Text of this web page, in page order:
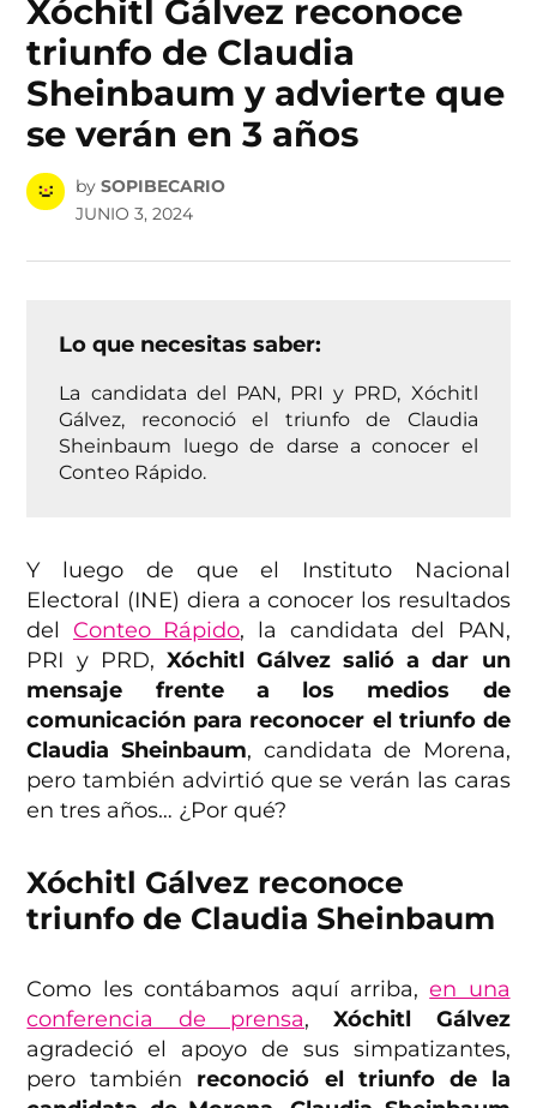
Xóchitl Gálvez reconoce
triunfo de Claudia
Sheinbaum y advierte que
se verán en 3 años
by SOPIBECARIO
JUNIO 3, 2024
Lo que necesitas saber:
La candidata del PAN, PRI y PRD, Xóchitl
Gálvez, reconoció el triunfo de Claudia
Sheinbaum luego de darse a conocer el
Conteo Rápido.
Y luego de que el Instituto Nacional
Electoral (INE) diera a conocer los resultados
del Conteo Rápido, la candidata del PAN,
PRI y PRD, Xóchitl Gálvez salió a dar un
mensaje frente a los medios de
comunicación para reconocer el triunfo de
Claudia Sheinbaum, candidata de Morena,
pero también advirtió que se verán las caras
en tres años… ¿Por qué?
Xóchitl Gálvez reconoce
triunfo de Claudia Sheinbaum
Como les contábamos aquí arriba,en una
conferencia de prensa,Xóchitl Gálvez
agradeció el apoyo de sus simpatizantes,
pero también reconoció el triunfo de la